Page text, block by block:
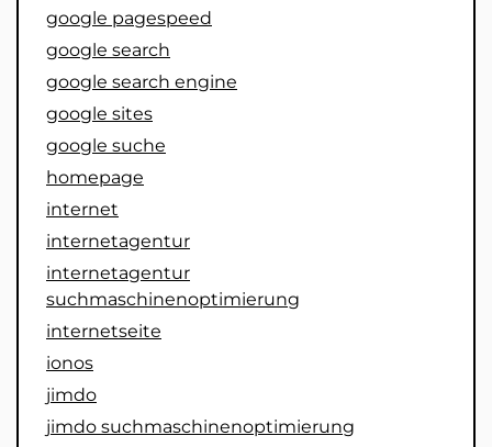
google pagespeed
google search
google search engine
google sites
google suche
homepage
internet
internetagentur
internetagentur
suchmaschinenoptimierung
internetseite
ionos
jimdo
jimdo suchmaschinenoptimierung